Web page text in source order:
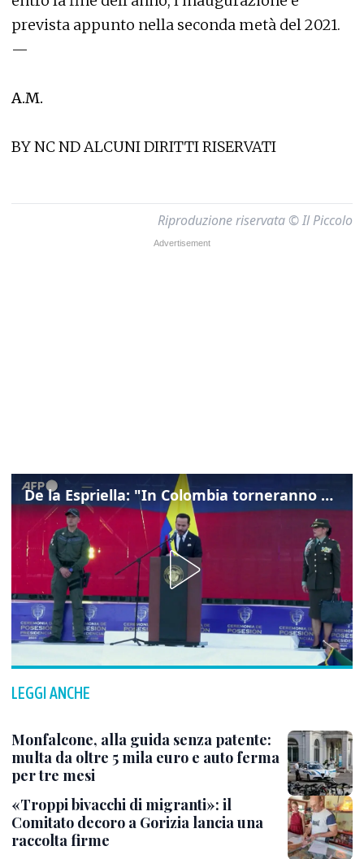
prevista appunto nella seconda metà del 2021.
—
A.M.
BY NC ND ALCUNI DIRITTI RISERVATI
Riproduzione riservata © Il Piccolo
De la Espriella: "In Colombia torneranno ordine, autorità e libertà"
LEGGI ANCHE
Monfalcone, alla guida senza patente:
multa da oltre 5 mila euro e auto ferma
per tre mesi
«Troppi bivacchi di migranti»: il
Comitato decoro a Gorizia lancia una
raccolta firme